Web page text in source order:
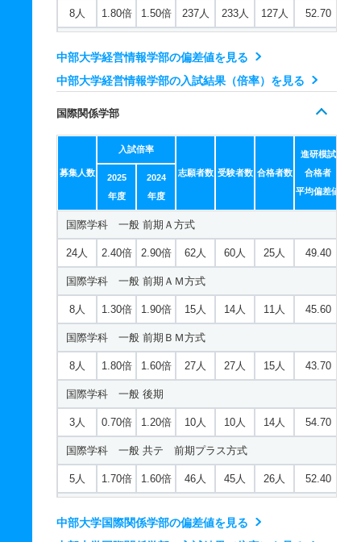
8人 1.80倍 1.50倍 237人 233人 127人 52.70
経営総合学科 一般 共テ 前期５教科型
1.90倍 2.90倍
経営総合学科 一般 ニ 後期２教科型
若干名 8.30倍 1.20倍 50人 50人 6人 －
経営総合学科 一般 ニ 後期３教科型
若干名 8.30倍 1.30倍 50人 50人 6人 －
経営総合学科 一般 ニ 後期５教科型
若干名 8.30倍 1倍 50人 50人 6人 －
経営総合学科 推薦 特技推薦
15人 － － － － － －
経営総合学科 推薦 公募制推薦専願
8人 4.20倍 － 46人 46人 11人 －
経営総合学科 推薦 公募制推薦併願
25人 4.20倍 － 104人 104人
中部大学経営情報学部の偏差値を見る
中部大学経営情報学部の入試結果（倍率）を見る
国際関係学部
募集人数
入試倍率
志願者数 受験者数 合格者数
進研模試
合格者
平均偏差値
2025
年度
2024
年度
国際学科 一般 前期Ａ方式
24人 2.40倍 2.90倍 62人 60人 25人 49.40
国際学科 一般 前期ＡＭ方式
8人 1.30倍 1.90倍 15人 14人 11人 45.60
国際学科 一般 前期ＢＭ方式
8人 1.80倍 1.60倍 27人 27人 15人 43.70
国際学科 一般 後期
3人 0.70倍 1.20倍 10人 10人 14人 54.70
国際学科 一般 共テ 前期プラス方式
5人 1.70倍 1.60倍 46人 45人 26人 52.40
中部大学国際関係学部の偏差値を見る